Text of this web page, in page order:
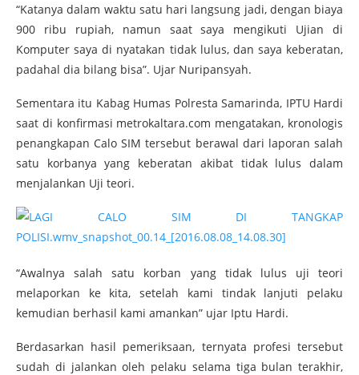
“Katanya dalam waktu satu hari langsung jadi, dengan biaya
900 ribu rupiah, namun saat saya mengikuti Ujian di
Komputer saya di nyatakan tidak lulus, dan saya keberatan,
padahal dia bilang bisa”. Ujar Nuripansyah.
Sementara itu Kabag Humas Polresta Samarinda, IPTU Hardi
saat di konfirmasi metrokaltara.com mengatakan, kronologis
penangkapan Calo SIM tersebut berawal dari laporan salah
satu korbanya yang keberatan akibat tidak lulus dalam
menjalankan Uji teori.
“Awalnya salah satu korban yang tidak lulus uji teori
melaporkan ke kita, setelah kami tindak lanjuti pelaku
kemudian berhasil kami amankan” ujar Iptu Hardi.
Berdasarkan hasil pemeriksaan, ternyata profesi tersebut
sudah di jalankan oleh pelaku selama tiga bulan terakhir,